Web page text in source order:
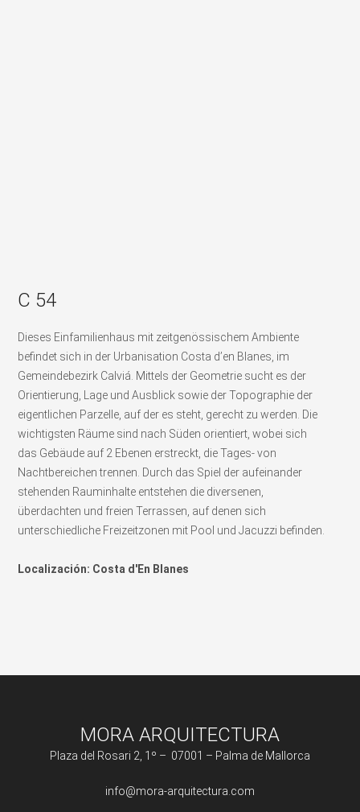
C 54
Dieses Einfamilienhaus mit zeitgenössischem Ambiente
befindet sich in der Urbanisation Costa d’en Blanes, im
Gemeindebezirk Calviá. Mittels der Geometrie sucht es der
Orientierung, Lage und Ausblick sowie der Topographie der
eigentlichen Parzelle, auf der es steht, gerecht zu werden. Die
wichtigsten Räume sind nach Süden orientiert, wobei sich
das Gebäude auf 2 Ebenen erstreckt, die Tages- von
Nachtbereichen trennen. Durch das Spiel der aufeinander
stehenden Rauminhalte entstehen die diversenen,
überdachten und freien Terrassen, auf denen sich
unterschiedliche Freizeitzonen mit Pool und Jacuzzi befinden.
Localización: Costa d'En Blanes
MORA ARQUITECTURA
Plaza del Rosari 2, 1º – 07001 – Palma de Mallorca
info@mora-arquitectura.com